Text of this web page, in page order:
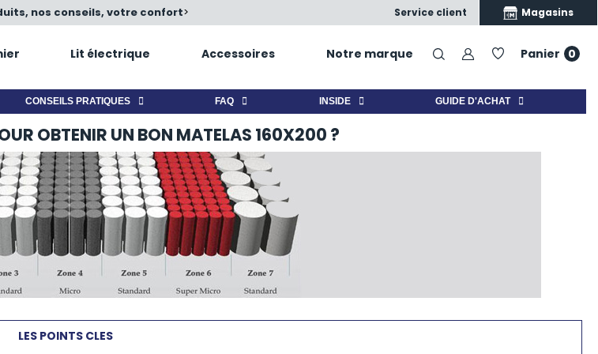
nos conseils, votre confort Nos produits, nos conseils,
> Magasins
Service client
Lit électrique Accessoires Notre marque Panier 0
CONSEILS PRATIQUES FAQ INSIDE GUIDE D'ACHAT
OBTENIR UN BON MATELAS 160X200 ?
LES POINTS CLES